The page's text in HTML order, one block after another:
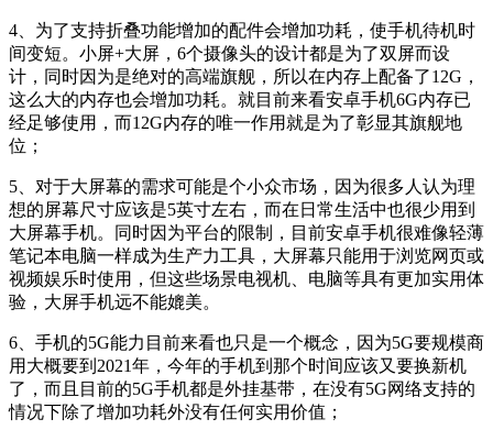
4、为了支持折叠功能增加的配件会增加功耗，使手机待机时
间变短。小屏+大屏，6个摄像头的设计都是为了双屏而设
计，同时因为是绝对的高端旗舰，所以在内存上配备了12G，
这么大的内存也会增加功耗。就目前来看安卓手机6G内存已
经足够使用，而12G内存的唯一作用就是为了彰显其旗舰地
位；
5、对于大屏幕的需求可能是个小众市场，因为很多人认为理
想的屏幕尺寸应该是5英寸左右，而在日常生活中也很少用到
大屏幕手机。同时因为平台的限制，目前安卓手机很难像轻薄
笔记本电脑一样成为生产力工具，大屏幕只能用于浏览网页或
视频娱乐时使用，但这些场景电视机、电脑等具有更加实用体
验，大屏手机远不能媲美。
6、手机的5G能力目前来看也只是一个概念，因为5G要规模商
用大概要到2021年，今年的手机到那个时间应该又要换新机
了，而且目前的5G手机都是外挂基带，在没有5G网络支持的
情况下除了增加功耗外没有任何实用价值；